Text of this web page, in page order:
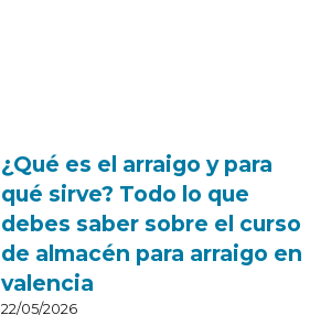
¿Qué es el arraigo y para
qué sirve? Todo lo que
debes saber sobre el curso
de almacén para arraigo en
valencia
22/05/2026